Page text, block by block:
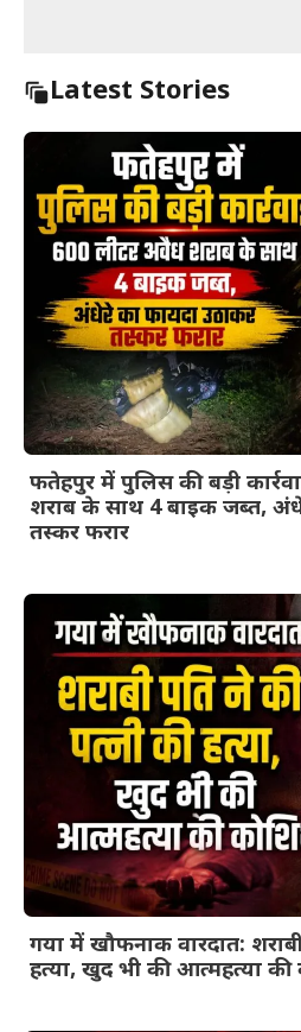
Latest Stories
फतेहपुर में पुलिस की बड़ी
शराब के साथ 4 बाइक जब्त,
तस्कर फरार
गया में खौफनाक वारदात:
हत्या, खुद भी की आत्महत्या